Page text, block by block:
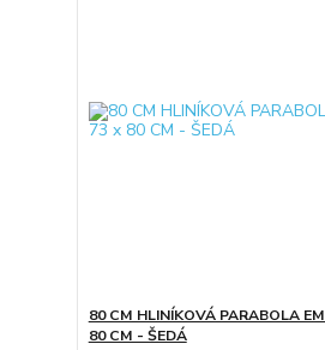
80 CM HLINÍKOVÁ PARABOLA
80 CM - ŠEDÁ